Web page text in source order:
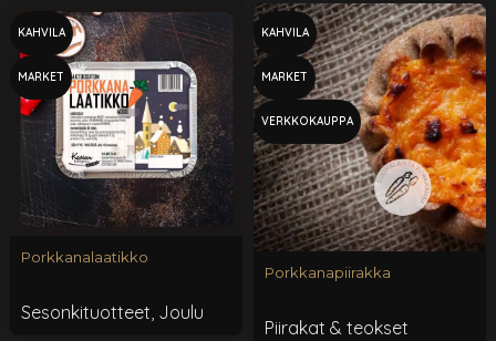
KAHVILA
MARKET
Porkkanalaatikko
Sesonkituotteet, Joulu
KAHVILA
MARKET
VERKKOKAUPPA
Porkkanapiirakka
Piirakat & teokset